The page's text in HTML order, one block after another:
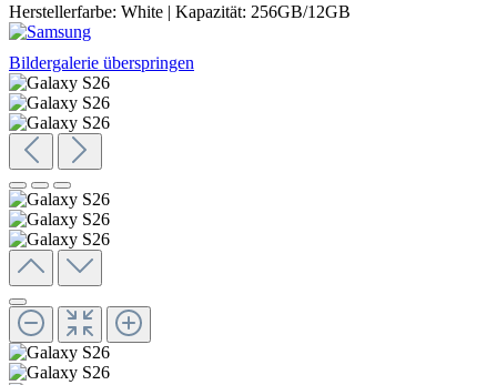
Herstellerfarbe: White | Kapazität: 256GB/12GB
Bildergalerie überspringen